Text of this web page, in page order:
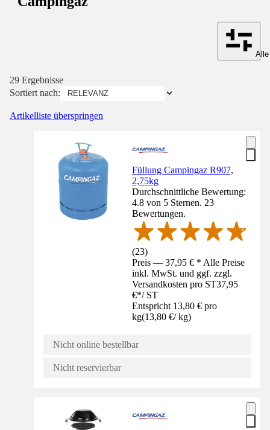
29 Ergebnisse
Sortiert nach:
Artikelliste überspringen
Füllung Campingaz R907,
2,75kg
Durchschnittliche Bewertung:
4.8 von 5 Sternen. 23
Bewertungen.
(23)
Preis — 37,95 € * Alle Preise
inkl. MwSt. und ggf. zzgl.
Versandkosten pro ST37,95
€*/ ST
Entspricht 13,80 € pro
kg(13,80 €/ kg)
Nicht online bestellbar
Nicht reservierbar